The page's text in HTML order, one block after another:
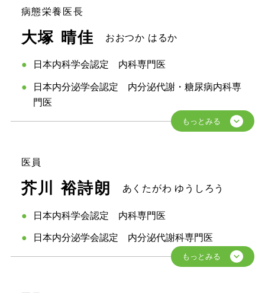
病態栄養医長
大塚 晴佳 おおつか はるか
日本内科学会認定 内科専門医
日本内分泌学会認定 内分泌代謝・糖尿病内科専
門医
医員
芥川 裕詩朗 あくたがわ ゆうしろう
日本内科学会認定 内科専門医
日本内分泌学会認定 内分泌代謝科専門医